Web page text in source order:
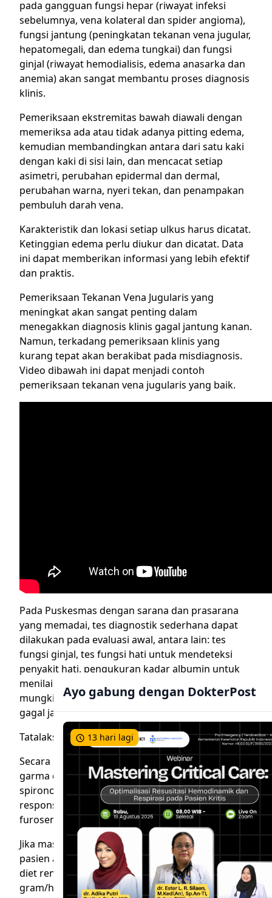
pada gangguan fungsi hepar (riwayat infeksi
sebelumnya, vena kolateral dan spider angioma),
fungsi jantung (peningkatan tekanan vena jugular,
hepatomegali, dan edema tungkai) dan fungsi
ginjal (riwayat hemodialisis, edema anasarka dan
anemia) akan sangat membantu proses diagnosis
klinis.
Pemeriksaan ekstremitas bawah diawali dengan
memeriksa ada atau tidak adanya pitting edema,
kemudian membandingkan antara dari satu kaki
dengan kaki di sisi lain, dan mencacat setiap
asimetri, perubahan epidermal dan dermal,
perubahan warna, nyeri tekan, dan penampakan
pembuluh darah vena.
Karakteristik dan lokasi setiap ulkus harus dicatat.
Ketinggian edema perlu diukur dan dicatat. Data
ini dapat memberikan informasi yang lebih efektif
dan praktis.
Pemeriksaan Tekanan Vena Jugularis yang
meningkat akan sangat penting dalam
menegakkan diagnosis klinis gagal jantung kanan.
Namun, terkadang pemeriksaan klinis yang
kurang tepat akan berakibat pada misdiagnosis.
Video dibawah ini dapat menjadi contoh
pemeriksaan tekanan vena jugularis yang baik.
Pada Puskesmas dengan sarana dan prasarana
yang memadai, tes diagnostik sederhana dapat
dilakukan pada evaluasi awal, antara lain: tes
fungsi ginjal, tes fungsi hati untuk mendeteksi
penyakit hati, pengukuran kadar albumin untuk
menilai status gizi. EKG dan rontgen dada
mungkin berguna untuk memeriksa kemungkinan
gagal jantung.
Tatalaksana Umum Asites di Puskesmas
Secara umum terapi asites adalah diet rendah
garma dan diuretik. Dapat menggunakan
spironolakton (diuretik hemat kalium). Jika tidak
respons dengan spironolakton dapat diberikan
furosemid sebagai kombinasi.
Jika masih belum diketahui diagnosis spesifik,
pasien asites sebaiknya diminta tirah baring dan
diet rendah garam. Konsumsi garam maksimal 5.2
gram/hari.
Ayo gabung dengan DokterPost
13 hari lagi